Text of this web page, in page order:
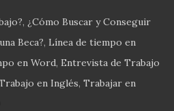
¿Cómo Buscar y Conseguir
Beca? Línea de tiempo en
en Word Entrevista de Trabajo
en Inglés Trabajar en